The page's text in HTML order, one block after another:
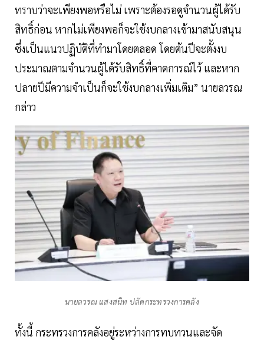
ทราบว่าจะเพียงพอหรือไม่ เพราะต้องรอดูจำนวนผู้ได้รับ
สิทธิ์ก่อน หากไม่เพียงพอก็จะใช้งบกลางเข้ามาสนับสนุน
ซึ่งเป็นแนวปฏิบัติที่ทำมาโดยตลอด โดยต้นปีจะตั้งงบ
ประมาณตามจำนวนผู้ได้รับสิทธิ์ที่คาดการณ์ไว้ และหาก
ปลายปีมีความจำเป็นก็จะใช้งบกลางเพิ่มเติม” นายลวรณ
กล่าว
นายลวรณ แสงสนิท ปลัดกระทรวงการคลัง
ทั้งนี้ กระทรวงการคลังอยู่ระหว่างการทบทวนและจัด